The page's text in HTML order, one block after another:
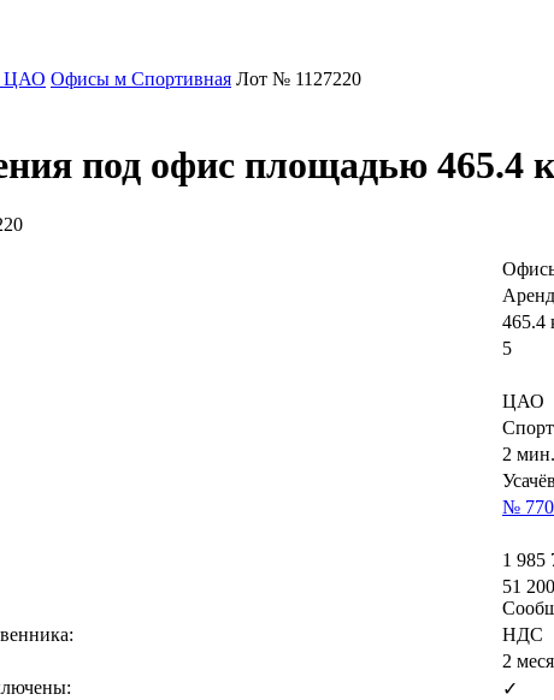
ЦАО Офисы м Спортивная Лот № 1127220
под офис площадью 465.4
465.4
5
ЦАО
2
№
1 985
51 200
НДС
2
✓